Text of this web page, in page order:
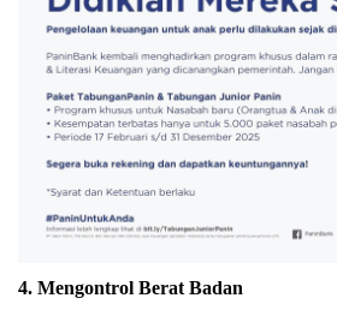
4. Mengontrol Berat Badan